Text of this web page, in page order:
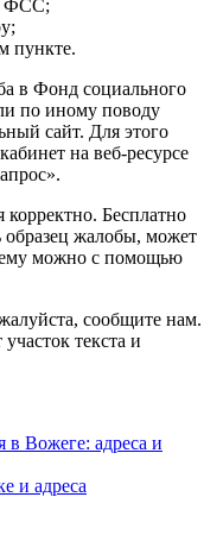
ФСС;
пункте.
в Фонд социального
по иному поводу
сайт. Для этого
на веб-ресурсе
корректно. Бесплатно
образец жалобы, может
можно с помощью
сообщите нам.
текста и
в Вожеге: адреса и
и адреса